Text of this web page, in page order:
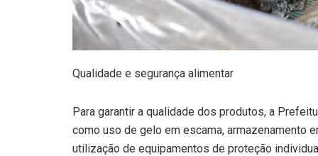
Qualidade e segurança alimentar
Para garantir a qualidade dos produtos, a
como uso de gelo em escama, armazenamento
utilização de equipamentos de proteção